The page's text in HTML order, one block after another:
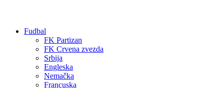
Fudbal
FK Partizan
FK Crvena zvezda
Srbija
Engleska
Nemačka
Francuska